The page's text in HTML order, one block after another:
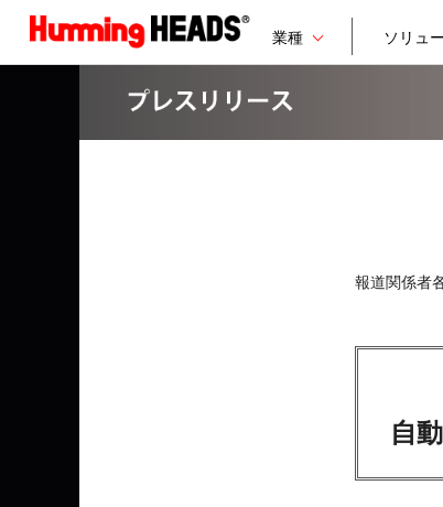
業種 ソリュ
報道関係者
自